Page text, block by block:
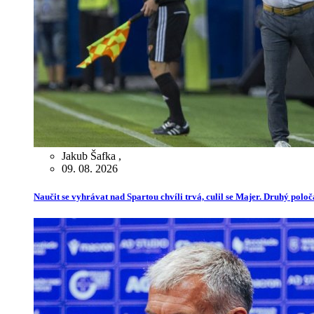
Jakub Šafka ,
09. 08. 2026
Naučit se vyhrávat nad Spartou chvíli trvá, culil se Majer. Druhý